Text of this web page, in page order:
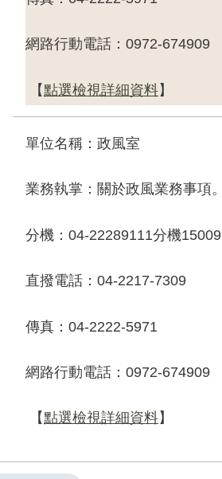
網路行動電話： 0972-674909
【點選檢視詳細資料】
單位名稱：政風室
業務執掌：關於政風業務事項。
分機： 04-22289111分機15009
直撥電話： 04-2217-7309
傳真： 04-2222-5971
網路行動電話： 0972-674909
【點選檢視詳細資料】